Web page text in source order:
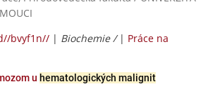
bvyf1n// | Biochemie / | Práce na
u hematologických malignit